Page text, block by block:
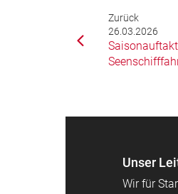
Zurück
26.03.2026
Unser
Wir für